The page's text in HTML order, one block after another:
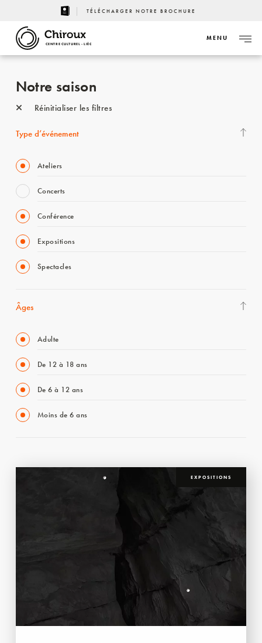
TÉLÉCHARGER NOTRE BROCHURE
CENTRE CULTUREL - LIÈGE
MENU
Notre saison
Réinitialiser les filtres
Type d’événement
Ateliers
Concerts
Conférence
Expositions
Spectacles
Âges
Adulte
De 12 à 18 ans
De 6 à 12 ans
Moins de 6 ans
EXPOSITIONS